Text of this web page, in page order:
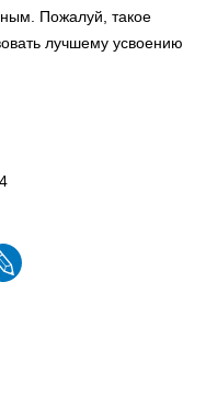
Пожалуй, такое
лучшему усвоению